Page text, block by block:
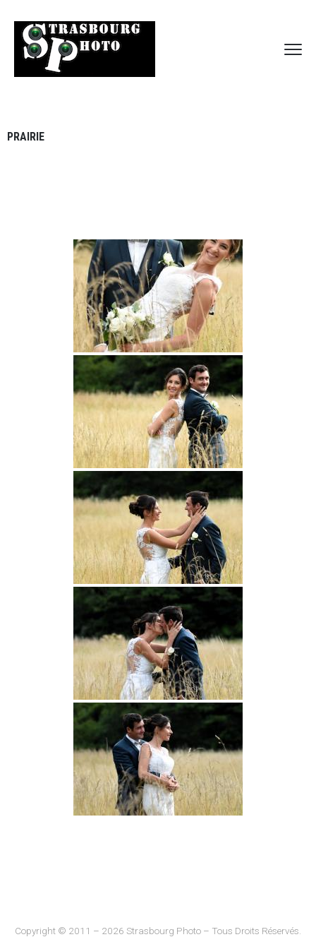
PRAIRIE
Copyright © 2011 – 2026 Strasbourg Photo – Tous Droits Réservés.